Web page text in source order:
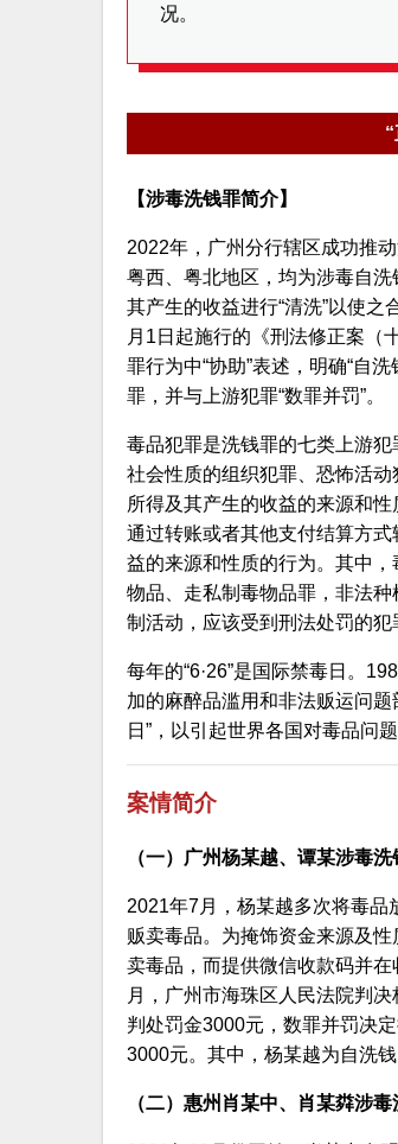
况。
【涉毒洗钱罪简介】
2022年，广州分行辖区成功推
粤西、粤北地区，均为涉毒自
其产生的收益进行“清洗”以使
月1日起施行的《刑法修正案（
罪行为中“协助”表述，明确“自
罪，并与上游犯罪“数罪并罚”。
毒品犯罪是洗钱罪的七类上游
社会性质的组织犯罪、恐怖活
所得及其产生的收益的来源和
通过转账或者其他支付结算方
益的来源和性质的行为。其中
物品、走私制毒物品罪，非法
制活动，应该受到刑法处罚的犯
每年的“6·26”是国际禁毒日。
加的麻醉品滥用和非法贩运问
日”，以引起世界各国对毒品问
案情简介
（一）广州杨某越、谭某涉毒洗
2021年7月，杨某越多次将毒品
贩卖毒品。为掩饰资金来源及
卖毒品，而提供微信收款码并
月，广州市海珠区人民法院判
判处罚金3000元，数罪并罚决
3000元。其中，杨某越为自洗钱
（二）惠州肖某中、肖某粦涉